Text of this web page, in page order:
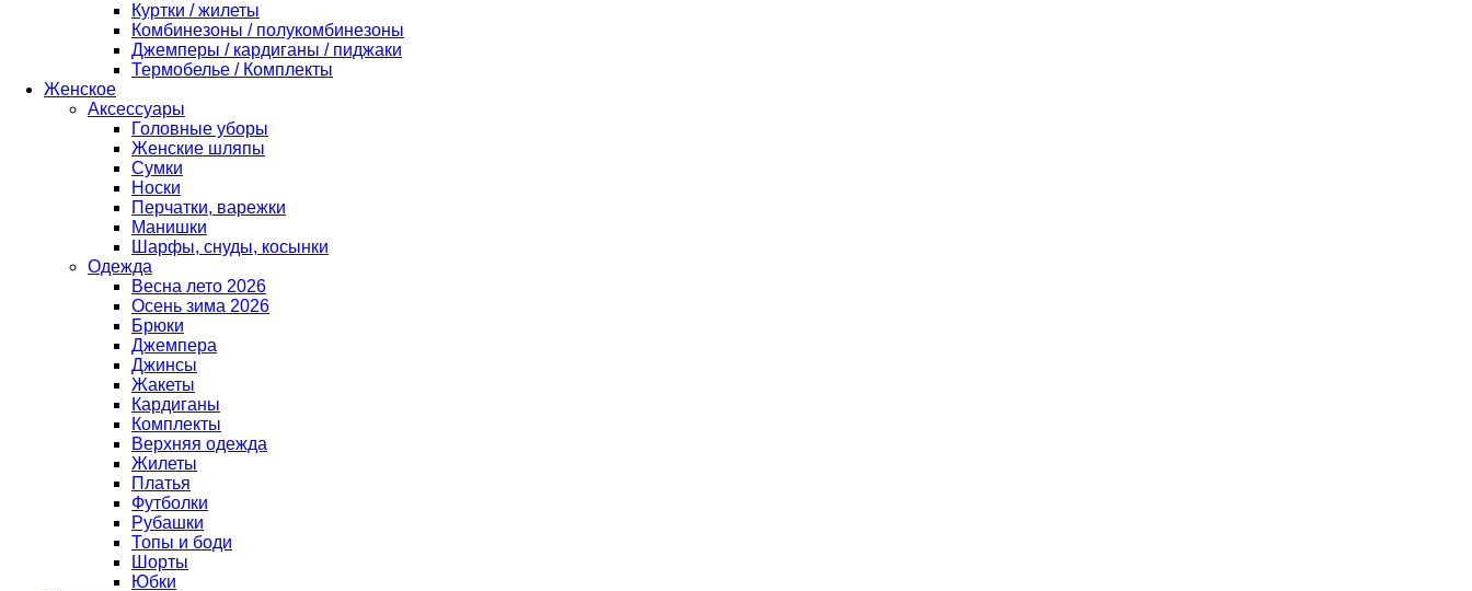
Куртки / жилеты
Комбинезоны / полукомбинезоны
Джемперы / кардиганы / пиджаки
Термобелье / Комплекты
Женское
Аксессуары
Головные уборы
Женские шляпы
Сумки
Носки
Перчатки, варежки
Манишки
Шарфы, снуды, косынки
Одежда
Весна лето 2026
Осень зима 2026
Брюки
Джемпера
Джинсы
Жакеты
Кардиганы
Комплекты
Верхняя одежда
Жилеты
Платья
Футболки
Рубашки
Топы и боди
Шорты
Юбки